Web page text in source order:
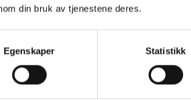
din bruk av tjenestene deres.
Egenskaper Statistikk